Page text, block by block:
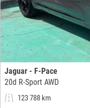
Jaguar - F-Pace
20d R-Sport AWD
123 788 km